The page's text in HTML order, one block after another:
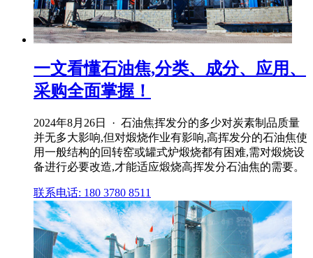
一文看懂石油焦,分类、成分、应用、
采购全面掌握！
2024年8月26日 · 石油焦挥发分的多少对炭素制品质量
并无多大影响,但对煅烧作业有影响,高挥发分的石油焦使
用一般结构的回转窑或罐式炉煅烧都有困难,需对煅烧设
备进行必要改造,才能适应煅烧高挥发分石油焦的需要。
联系电话: 180 3780 8511